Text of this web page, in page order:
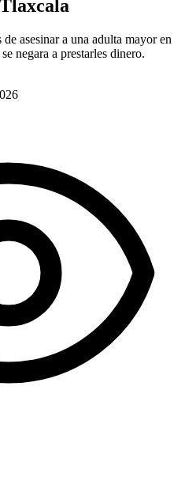
asesinar a una adulta mayor en
negara a prestarles dinero.